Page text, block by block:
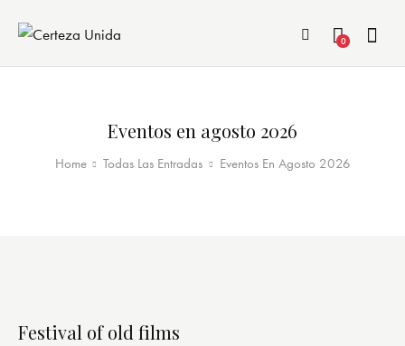
0
Eventos en agosto 2026
Home Todas Las Entradas Eventos En Agosto 2026
Festival of old films